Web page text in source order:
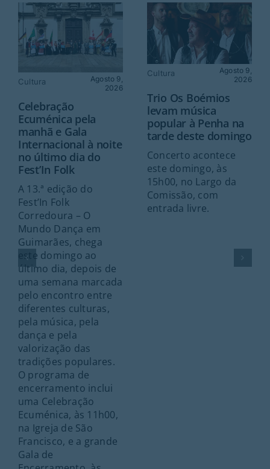
Cultura
Agosto 9,
2026
Celebração
Ecuménica pela
manhã e Gala
Internacional à noite
no último dia do
Fest’In Folk
A 13.ª edição do
Fest’In Folk
Corredoura – O
Mundo Dança em
Guimarães, chega
este domingo ao
último dia, depois de
uma semana marcada
pelo encontro entre
diferentes culturas,
pela música, pela
dança e pela
valorização das
tradições populares.
O programa de
encerramento inclui
uma Celebração
Ecuménica, às 11h00,
na Igreja de São
Francisco, e a grande
Gala de
Cultura
Agosto 9,
2026
Trio Os Boémios
levam música
popular à Penha na
tarde deste domingo
Concerto acontece
este domingo, às
15h00, no Largo da
Comissão, com
entrada livre.